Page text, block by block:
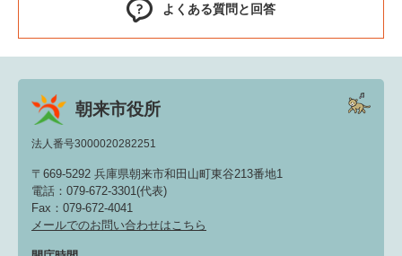
よくある質問と回答
朝来市役所
法人番号3000020282251
〒669-5292 兵庫県朝来市和田山町東谷213番地1
電話：079-672-3301(代表)
Fax：079-672-4041
メールでのお問い合わせはこちら